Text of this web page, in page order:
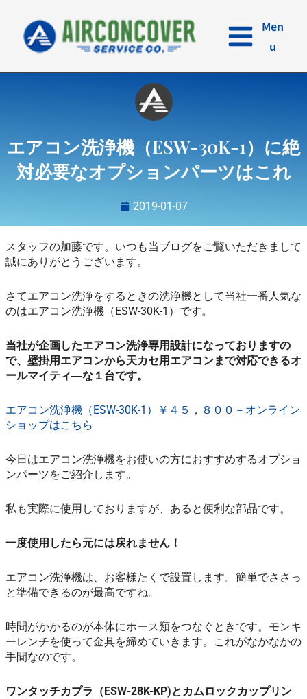
キ
Men
u
エアコン洗浄機（ESW-30K-1）に絶
対必要なオプションパーツはこれ
2019-01-07
スタッフの加藤です。いつも当ブログをご覧いただきまして
誠にありがとうございます。
さてエアコン洗浄をするときの洗浄機として当社一番人気な
のはエアコン洗浄機（ESW-30K-1）です。
当社が企画したエアコン洗浄専用設計になっておりますの
で、壁掛用エアコンから天カセ用エアコンまで対応できるオ
ールマイティ―な１台です。
エアコン洗浄機（ESW-30K-1）￥４５，８００－オンライン
ショップはこちら
今日はエアコン洗浄機をお使いの方におすすめするオプショ
ンパーツをご紹介します。
私も実際に使用しておりますが、あると便利な部品です。
一度使用したら元には戻れません！
エアコン洗浄機は、お客様たくで設置します。簡単でささっ
と準備できるのが最高ですね。
時間がかかるのが本体にホース類をつなぐときです。モンキ
ーレンチを使って金具を締めていきます。これがなかなかの
手間なのです。
ワンタッチカプラ（ESW-28K-KP)とカムロックカップリン